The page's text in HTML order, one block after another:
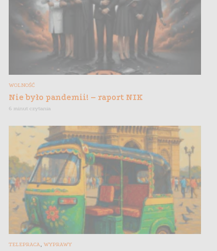
WOLNOŚĆ
Nie było pandemii! – raport NIK
6 minut czytania
TELEPRACA WYPRAWY